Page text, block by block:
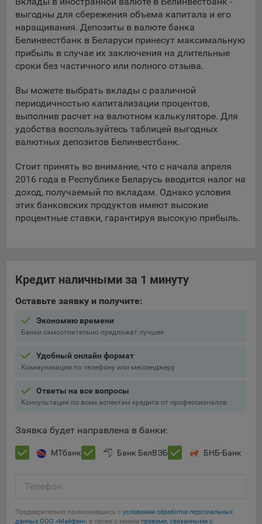
Подобные функции улучшают условия работы
пользователей с сайтом.
9.3. Файлы cookie предпочтений, например, для настройки
контента. Данные файлы cookie собирают информацию о
выборе пользователя на сайте и его предпочтениях и
выбранном пользователем городе и других местных
настройках для того, чтобы соответствующим образом
настраивать сайт.
9.4. Аналитические файлы cookie, например
Яндекс.Метрика, Google Analytics. Данные файлы cookie
собирают информацию о том, как пользователь
использовал сайты, и позволяют Обществу вносить в них
улучшения.
Аналитические файлы cookie показывают, какие страницы
сайта Общества посещаются чаще всего, помогают
сайта в целом. Общество использует информацию для
аудитории и в рекламных целях, например Яндекс.Метрика,
Технические/Функциональные, хранятся не более года;
платформ «Google Analytics», «Яндекс.Метрика»
(статистические), установлены на сервере Общества и не
время пользования сайтом;
Остальные - не более года.
определять предпочтения пользователей сайта, в том числе
меры по совершенствованию работы сайта исходя из
предпочтений пользователей.
Сохранить мои изменения
выгодны для сбережения объема капитала и его
наращивания. Депозиты в валюте банка
Белинвестбанк в Беларуси принесут максимальную
прибыль в случае их заключения на длительные
сроки без частичного или полного отзыва.
Вы можете выбрать вклады с различной
периодичностью капитализации процентов,
выполнив расчет на валютном калькуляторе. Для
удобства воспользуйтесь таблицей выгодных
валютных депозитов Белинвестбанк.
Стоит принять во внимание, что с начала апреля
2016 года в Республике Беларусь вводится налог на
доход, получаемый по вкладам. Однако условия
этих банковских продуктов имеют высокие
процентные ставки, гарантируя высокую прибыль.
Кредит наличными за 1 минуту
Оставьте заявку и получите:
Экономию времени
Банки самостоятельно предложат лучшее
Удобный онлайн формат
Коммуникация по телефону или мессенджеру
Ответы на все вопросы
Консультация по всем аспектам кредита от профессионалов
Заявка будет направлена в банки:
МТбанк Банк БелВЭБ БНБ-Банк
Телефон
Предварительно ознакомившись с условиями обработки персональных
данных ООО «Майфин», а также с моими правами, связанными с